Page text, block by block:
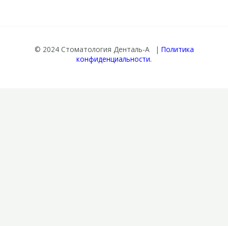
© 2024 Стоматология Денталь-А | Политика
конфиденциальности.